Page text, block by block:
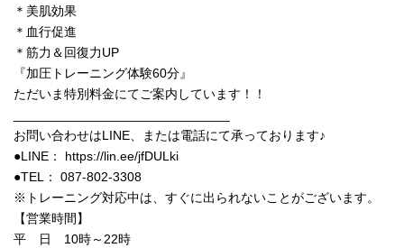
＊美肌効果
＊血行促進
＊筋力＆回復力UP
『加圧トレーニング体験60分』
ただいま特別料金にてご案内しています！！
お問い合わせはLINE、または電話にて承っております♪
●LINE： https://lin.ee/jfDULki
●TEL： 087-802-3308
※トレーニング対応中は、すぐに出られないことがございます。
【営業時間】
平 日 10時～22時